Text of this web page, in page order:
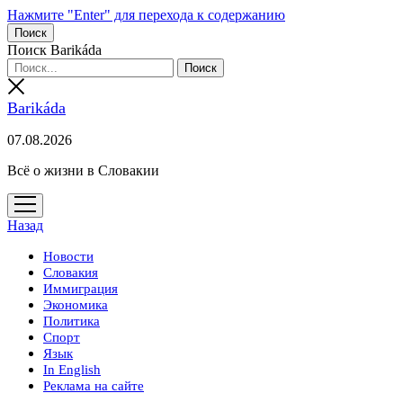
Нажмите "Enter" для перехода к содержанию
Поиск
Поиск Barikáda
Barikáda
07.08.2026
Всё о жизни в Словакии
открыть
меню
Назад
Новости
Словакия
Иммиграция
Экономика
Политика
Спорт
Язык
In English
Реклама на сайте